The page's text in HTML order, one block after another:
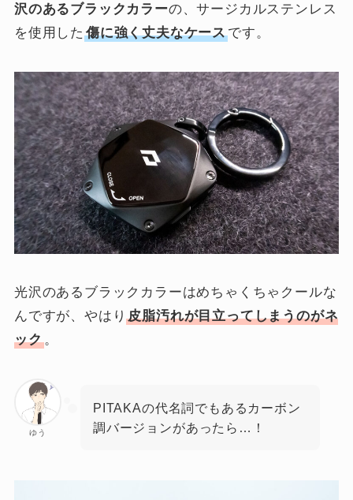
沢のあるブラックカラーの、サージカルステンレス
を使用した 傷に強く丈夫なケースです。
光沢のあるブラックカラーはめちゃくちゃクールな
んですが、やはり皮脂汚れが目立ってしまうのがネ
ック。
ゆう
PITAKAの代名詞でもあるカーボン
調バージョンがあったら…！